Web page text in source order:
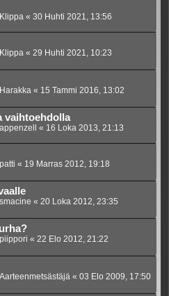
Klippa « 30 Huhti 2021, 13:56
Klippa « 29 Huhti 2021, 10:23
Harakka « 15 Tammi 2016, 13:02
vaihtoehdolla
appenzell « 16 Loka 2013, 21:13
patti « 19 Marras 2012, 19:18
smacine « 20 Loka 2012, 23:35
piippori « 22 Elo 2012, 21:22
Aarteenmetsästäjä « 03 Elo 2009, 17:50